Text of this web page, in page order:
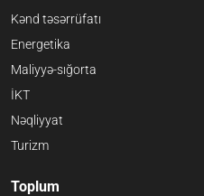
Kənd təsərrüfatı
Energetika
Maliyyə-sığorta
İKT
Nəqliyyat
Turizm
Toplum